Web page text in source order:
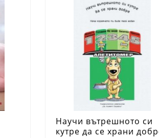
Научи вътрешното си
кутре да се храни